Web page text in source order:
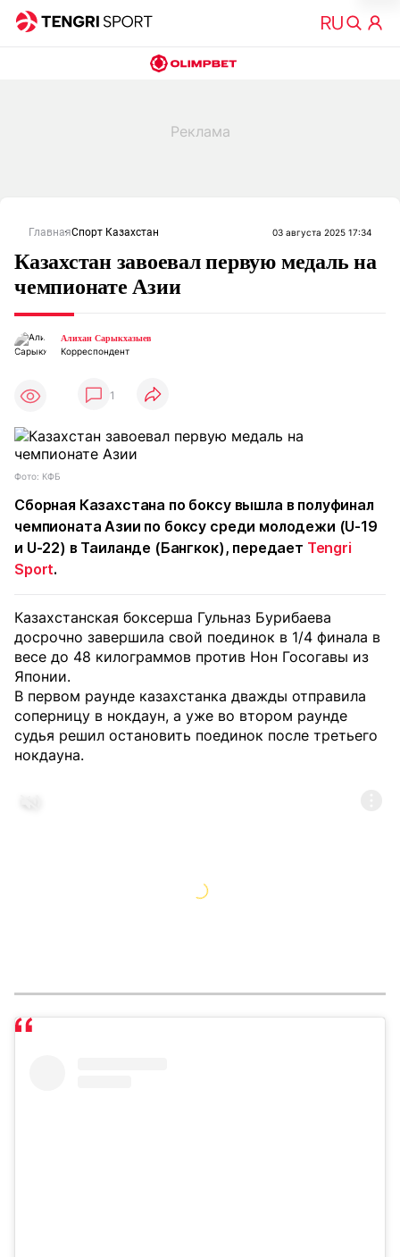
ГлавнаяСпорт Казахстан 03 августа 2025 17:34
Казахстан завоевал первую медаль на
чемпионате Азии
Алихан Сарыкхазыев
Корреспондент
1
Фото: КФБ
Сборная Казахстана по боксу вышла в полуфинал
чемпионата Азии по боксу среди молодежи (U-19
и U-22) в Таиланде (Бангкок), передает Tengri
Sport.
Казахстанская боксерша Гульназ Бурибаева
досрочно завершила свой поединок в 1/4 финала в
весе до 48 килограммов против Нон Госогавы из
Японии.
В первом раунде казахстанка дважды отправила
соперницу в нокдаун, а уже во втором раунде
судья решил остановить поединок после третьего
нокдауна.